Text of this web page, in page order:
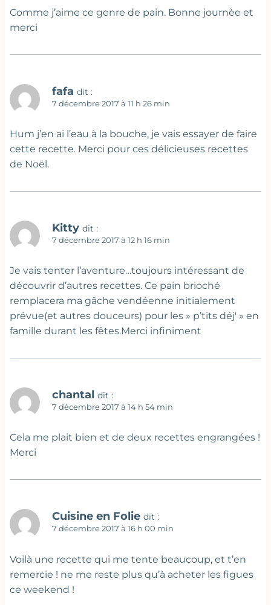
Comme j’aime ce genre de pain. Bonne journèe et
merci
fafa dit :
7 décembre 2017 à 11 h 26 min
Hum j’en ai l’eau à la bouche, je vais essayer de faire
cette recette. Merci pour ces délicieuses recettes
de Noël.
Kitty dit :
7 décembre 2017 à 12 h 16 min
Je vais tenter l’aventure…toujours intéressant de
découvrir d’autres recettes. Ce pain brioché
remplacera ma gâche vendéenne initialement
prévue(et autres douceurs) pour les » p’tits déj' » en
famille durant les fêtes.Merci infiniment
chantal dit :
7 décembre 2017 à 14 h 54 min
Cela me plait bien et de deux recettes engrangées !
Merci
Cuisine en Folie dit :
7 décembre 2017 à 16 h 00 min
Voilà une recette qui me tente beaucoup, et t’en
remercie ! ne me reste plus qu’à acheter les figues
ce weekend !